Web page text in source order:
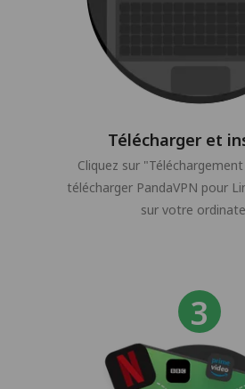
Télécharger et
Cliquez sur
télécharger PandaVPN pour
sur votre